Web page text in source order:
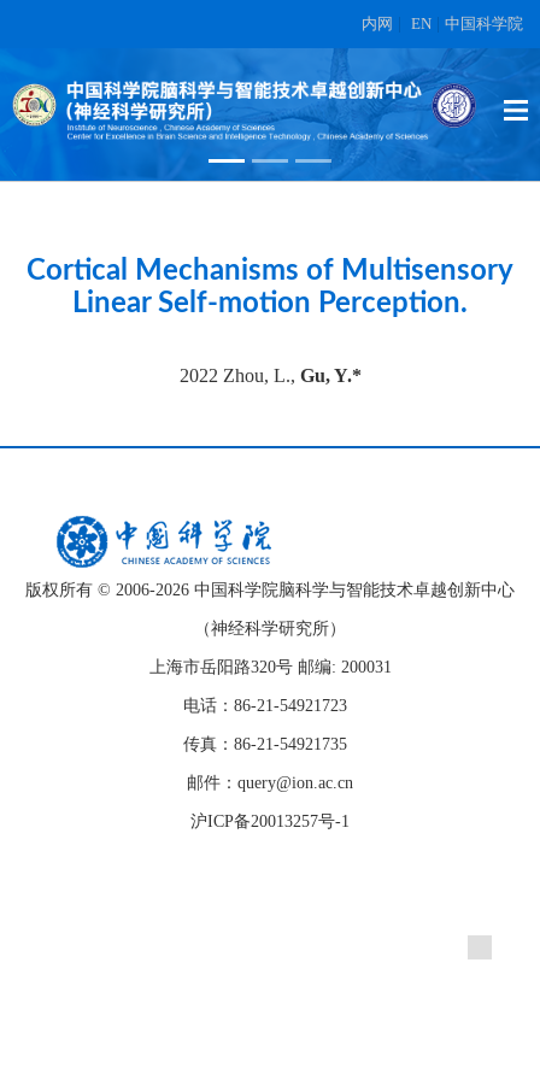
内网 EN 中国科学院
High-dimensional topographic
organization of visual features in the
primate temporal lobe.
在另外数据表中
Cortical Mechanisms of Multisensory
Linear Self-motion Perception.
2022 Zhou, L., Gu, Y.*
版权所有 © 2006-2026 中国科学院脑科学与智能技术卓越创新中心
（神经科学研究所）
上海市岳阳路320号 邮编: 200031
电话：86-21-54921723
传真：86-21-54921735
邮件：query@ion.ac.cn
沪ICP备20013257号-1